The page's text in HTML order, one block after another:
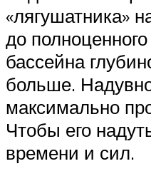
«лягушатника»
до
бассейна
больше.
максимально
Чтобы его
времени и сил.